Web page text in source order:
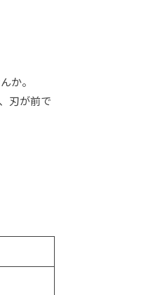
か。
刃が前で